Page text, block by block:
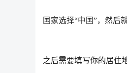
国家选择“中国”，然后
之后需要填写你的居住